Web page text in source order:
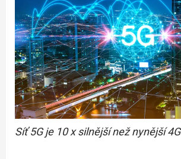
Síť 5G je 10 x silnější než nynější 4G